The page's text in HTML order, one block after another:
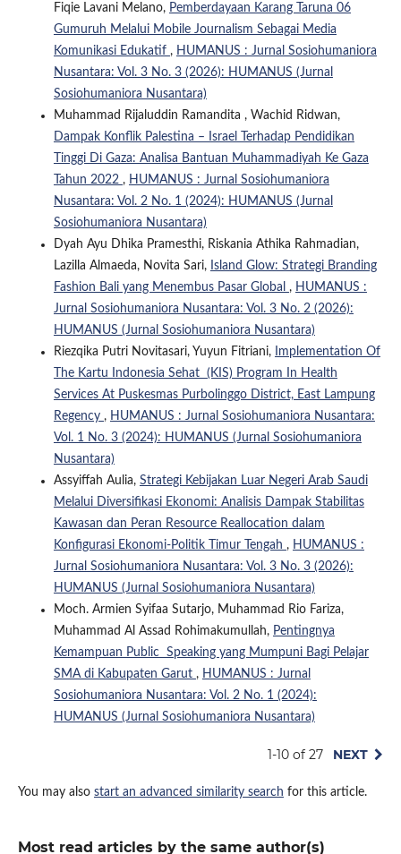
Fiqie Lavani Melano, Pemberdayaan Karang Taruna 06
Gumuruh Melalui Mobile Journalism Sebagai Media
Komunikasi Edukatif , HUMANUS : Jurnal Sosiohumaniora
Nusantara: Vol. 3 No. 3 (2026): HUMANUS (Jurnal
Sosiohumaniora Nusantara)
Muhammad Rijaluddin Ramandita , Wachid Ridwan,
Dampak Konflik Palestina – Israel Terhadap Pendidikan
Tinggi Di Gaza: Analisa Bantuan Muhammadiyah Ke Gaza
Tahun 2022 , HUMANUS : Jurnal Sosiohumaniora
Nusantara: Vol. 2 No. 1 (2024): HUMANUS (Jurnal
Sosiohumaniora Nusantara)
Dyah Ayu Dhika Pramesthi, Riskania Athika Rahmadian,
Lazilla Almaeda, Novita Sari, Island Glow: Strategi Branding
Fashion Bali yang Menembus Pasar Global , HUMANUS :
Jurnal Sosiohumaniora Nusantara: Vol. 3 No. 2 (2026):
HUMANUS (Jurnal Sosiohumaniora Nusantara)
Riezqika Putri Novitasari, Yuyun Fitriani,
Implementation Of
The Kartu Indonesia Sehat (KIS) Program In Health
Services At Puskesmas Purbolinggo District, East Lampung
Regency , HUMANUS : Jurnal Sosiohumaniora Nusantara:
Vol. 1 No. 3 (2024): HUMANUS (Jurnal Sosiohumaniora
Nusantara)
Assyiffah Aulia, Strategi Kebijakan Luar Negeri Arab Saudi
Melalui Diversifikasi Ekonomi: Analisis Dampak Stabilitas
Kawasan dan Peran Resource Reallocation dalam
Konfigurasi Ekonomi-Politik Timur Tengah , HUMANUS :
Jurnal Sosiohumaniora Nusantara: Vol. 3 No. 3 (2026):
HUMANUS (Jurnal Sosiohumaniora Nusantara)
Moch. Armien Syifaa Sutarjo, Muhammad Rio Fariza,
Muhammad Al Assad Rohimakumullah, Pentingnya
Kemampuan Public Speaking yang Mumpuni Bagi Pelajar
SMA di Kabupaten Garut , HUMANUS : Jurnal
Sosiohumaniora Nusantara: Vol. 2 No. 1 (2024):
HUMANUS (Jurnal Sosiohumaniora Nusantara)
1-10 of 27 NEXT
You may also start an advanced similarity search for this article.
Most read articles by the same author(s)